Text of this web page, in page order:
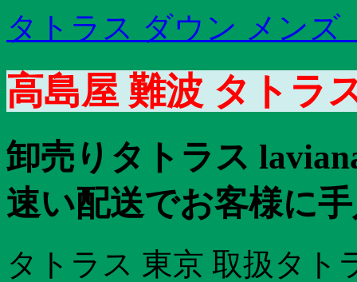
タトラス ダウン メンズ
高島屋 難波 タトラ
卸売りタトラス
速い配送でお客様に
タトラス 東京 取扱タト